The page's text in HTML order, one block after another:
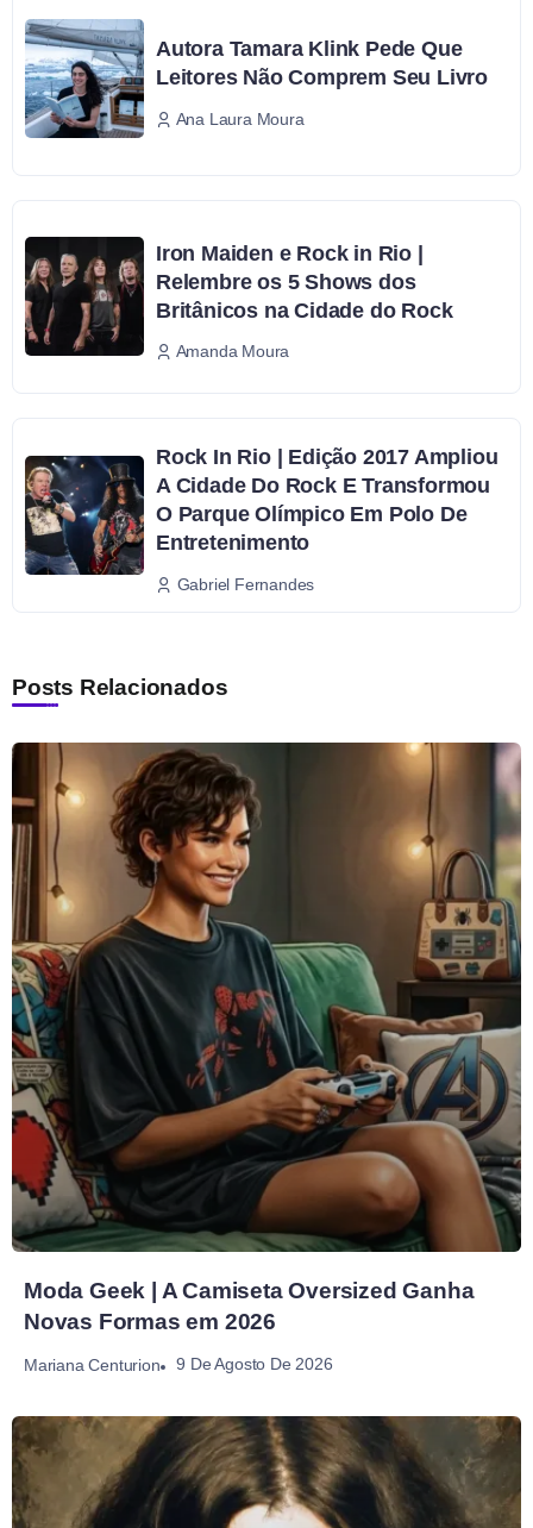
Autora Tamara Klink Pede Que
Leitores Não Comprem Seu Livro
Ana Laura Moura
Iron Maiden e Rock in Rio |
Relembre os 5 Shows dos
Britânicos na Cidade do Rock
Amanda Moura
Rock In Rio | Edição 2017 Ampliou
A Cidade Do Rock E Transformou
O Parque Olímpico Em Polo De
Entretenimento
Gabriel Fernandes
Posts Relacionados
Moda Geek | A Camiseta Oversized Ganha
Novas Formas em 2026
Mariana Centurion 9 De Agosto De 2026